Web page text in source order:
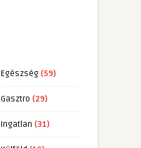
Egészség (59)
Gasztro (29)
Ingatlan (31)